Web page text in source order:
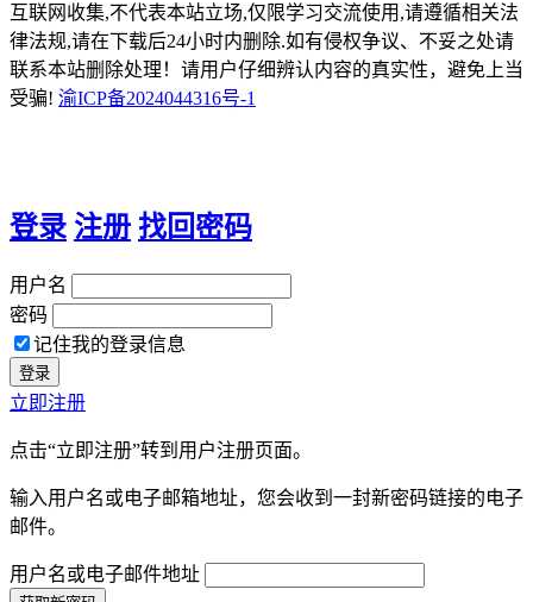
互联网收集,不代表本站立场,仅限学习交流使用,请遵循相关法
律法规,请在下载后24小时内删除.如有侵权争议、不妥之处请
联系本站删除处理！请用户仔细辨认内容的真实性，避免上当
受骗! 渝ICP备2024044316号-1
登录 注册 找回密码
用户名
密码
记住我的登录信息
立即注册
点击“立即注册”转到用户注册页面。
输入用户名或电子邮箱地址，您会收到一封新密码链接的电子
邮件。
用户名或电子邮件地址